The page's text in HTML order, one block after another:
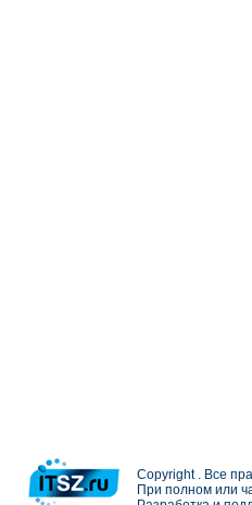
Copyright . Все
При полном или